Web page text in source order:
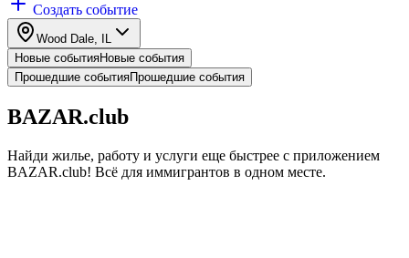
Создать событие
Wood Dale, IL
Новые событияНовые события
Прошедшие событияПрошедшие события
BAZAR.club
Найди жилье, работу и услуги еще быстрее с приложением
BAZAR.club! Всё для иммигрантов в одном месте.